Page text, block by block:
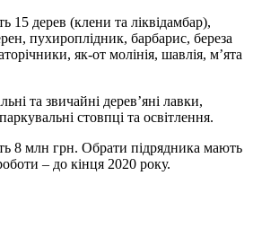
15 дерев (клени та ліквідамбар),
пухироплідник, барбарис, береза
як-от молінія, шавлія, м’ята
та звичайні дерев’яні лавки,
стовпці та освітлення.
8 млн грн. Обрати підрядника мають
– до кінця 2020 року.